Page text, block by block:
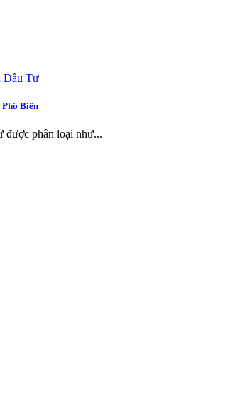
Biến
được phân loại như...